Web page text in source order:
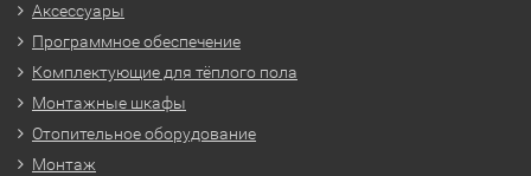
Аксессуары
Программное обеспечение
Комплектующие для тёплого пола
Монтажные шкафы
Отопительное оборудование
Монтаж